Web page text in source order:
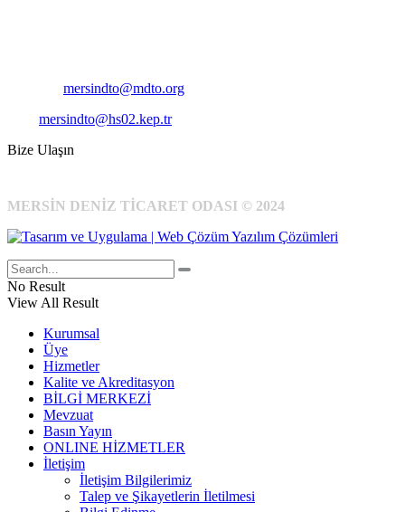
mersindto@mdto.org
mersindto@hs02.kep.tr
Bize Ulaşın
MERSİN DENİZ TİCARET ODASI © 2024
No Result
View All Result
Kurumsal
Üye
Hizmetler
Kalite ve Akreditasyon
BİLGİ MERKEZİ
Mevzuat
Basın Yayın
ONLINE HİZMETLER
İletişim
İletişim Bilgilerimiz
Talep ve Şikayetlerin İletilmesi